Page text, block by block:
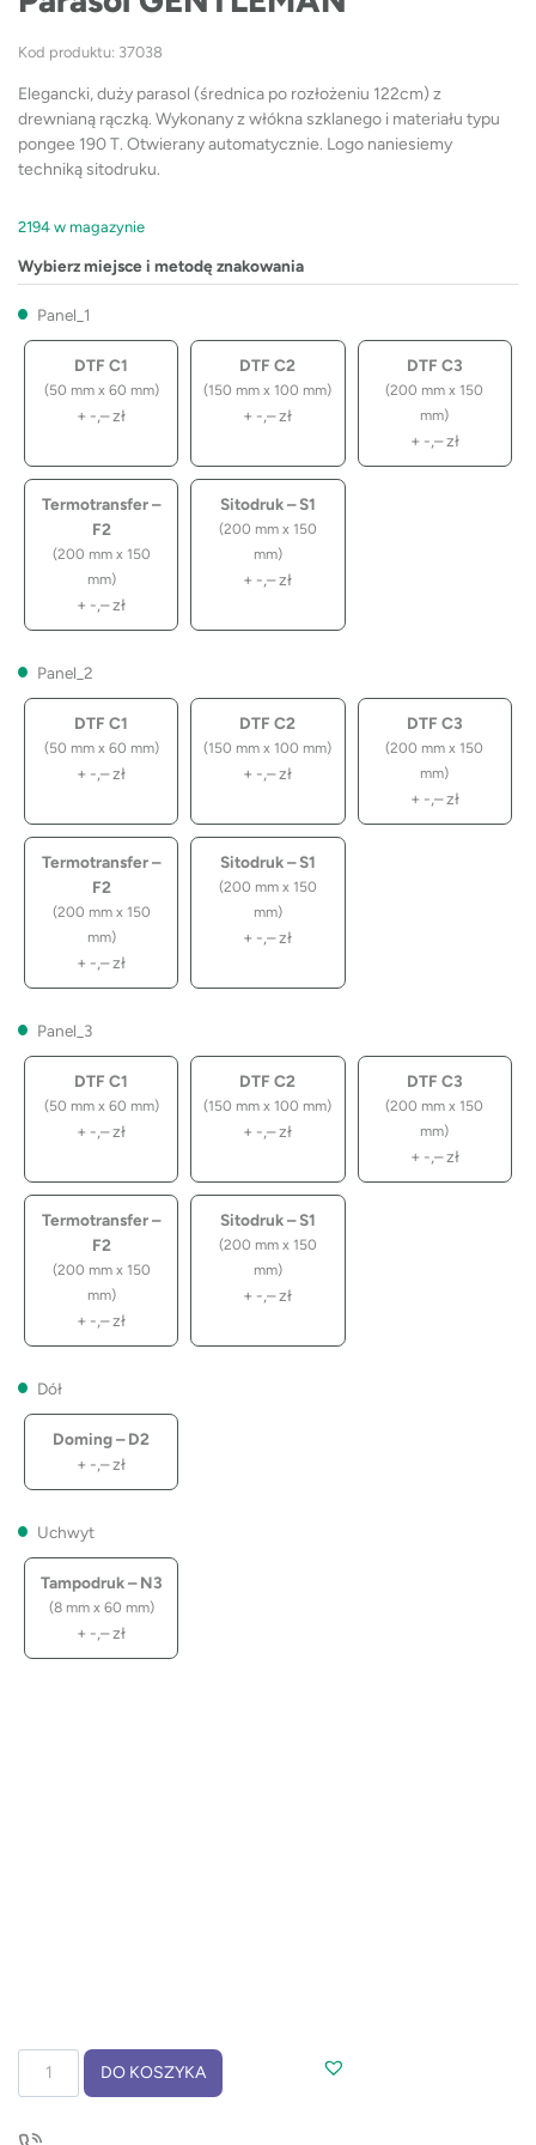
Kod produktu: 37038
Elegancki, duży parasol (średnica po rozłożeniu 122cm) z
drewnianą rączką. Wykonany z włókna szklanego i materiału typu
pongee 190 T. Otwierany automatycznie. Logo naniesiemy
techniką sitodruku.
2194 w magazynie
Wybierz miejsce i metodę znakowania
Panel_1
DTF C1
(50 mm x 60 mm)
+ -,–zł
DTF C2
(150 mm x 100 mm)
+ -,–zł
DTF C3
(200 mm x 150
mm)
+ -,–zł
Termotransfer –
F2
(200 mm x 150
mm)
+ -,–zł
Sitodruk – S1
(200 mm x 150
mm)
+ -,–zł
Panel_2
DTF C1
(50 mm x 60 mm)
+ -,–zł
DTF C2
(150 mm x 100 mm)
+ -,–zł
DTF C3
(200 mm x 150
mm)
+ -,–zł
Termotransfer –
F2
(200 mm x 150
mm)
+ -,–zł
Sitodruk – S1
(200 mm x 150
mm)
+ -,–zł
Panel_3
DTF C1
(50 mm x 60 mm)
+ -,–zł
DTF C2
(150 mm x 100 mm)
+ -,–zł
DTF C3
(200 mm x 150
mm)
+ -,–zł
Termotransfer –
F2
(200 mm x 150
mm)
+ -,–zł
Sitodruk – S1
(200 mm x 150
mm)
+ -,–zł
Dół
Doming – D2
+ -,–zł
Uchwyt
Tampodruk – N3
(8 mm x 60 mm)
+ -,–zł
DO KOSZYKA